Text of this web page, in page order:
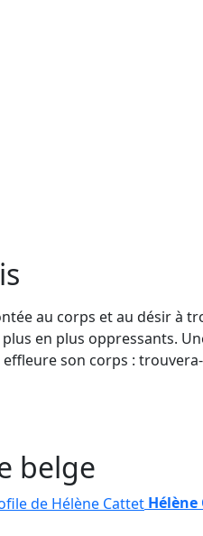
au corps et au désir à
en plus oppressants.
son corps :
belge